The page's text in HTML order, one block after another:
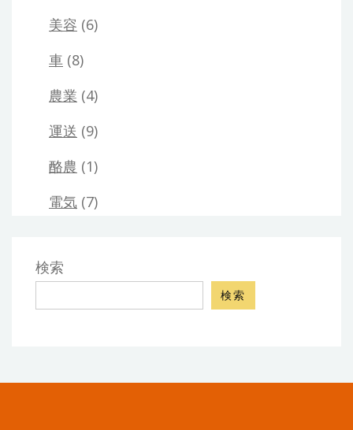
美容 (6)
車 (8)
農業 (4)
運送 (9)
酪農 (1)
電気 (7)
検索
検索